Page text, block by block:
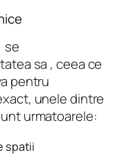
se
sa , ceea ce
pentru
unele dintre
urmatoarele:
spatii